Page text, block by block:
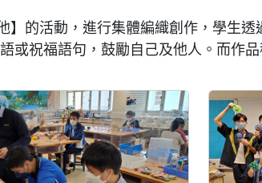
的活動，進行集體編織創作，學生透
或祝福語句，鼓勵自己及他人。而作